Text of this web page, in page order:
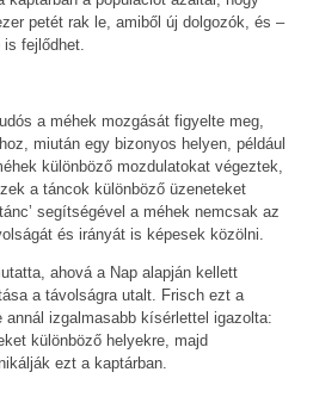
petét rak le, amiből új dolgozók, és –
fejlődhet.
a méhek mozgását figyelte meg,
miután egy bizonyos helyen, például
különböző mozdulatokat végeztek,
a táncok különböző üzeneteket
segítségével a méhek nemcsak az
és irányát is képesek közölni.
ahová a Nap alapján kellett
a távolságra utalt. Frisch ezt a
izgalmasabb kísérlettel igazolta:
különböző helyekre, majd
ezt a kaptárban.